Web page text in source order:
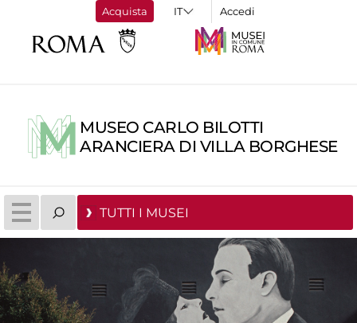
Acquista Accedi
MUSEO CARLO BILOTTI
ARANCIERA DI VILLA BORGHESE
TUTTI I MUSEI